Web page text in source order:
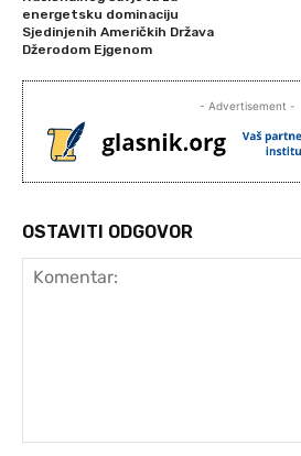
energetsku dominaciju
Sjedinjenih Američkih Država
Džerodom Ejgenom
- Advertisement -
OSTAVITI ODGOVOR